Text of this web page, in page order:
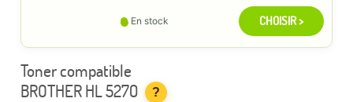
En stock CHOISIR >
Toner compatible
BROTHER HL 5270
?